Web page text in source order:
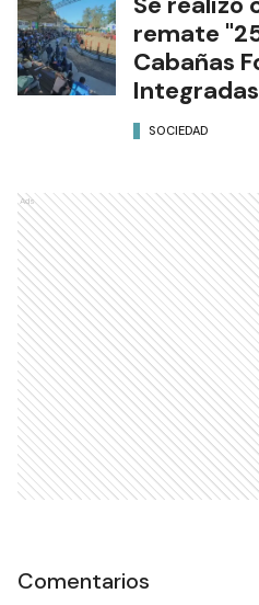
remate
Cabañas
SOCIEDAD
Ads
Comentarios